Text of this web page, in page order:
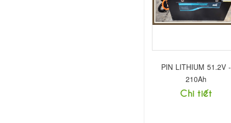
PIN LITHIUM 51.2V -
210Ah
Chi tiết